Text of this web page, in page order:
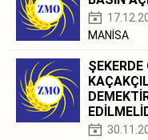
MANİSA